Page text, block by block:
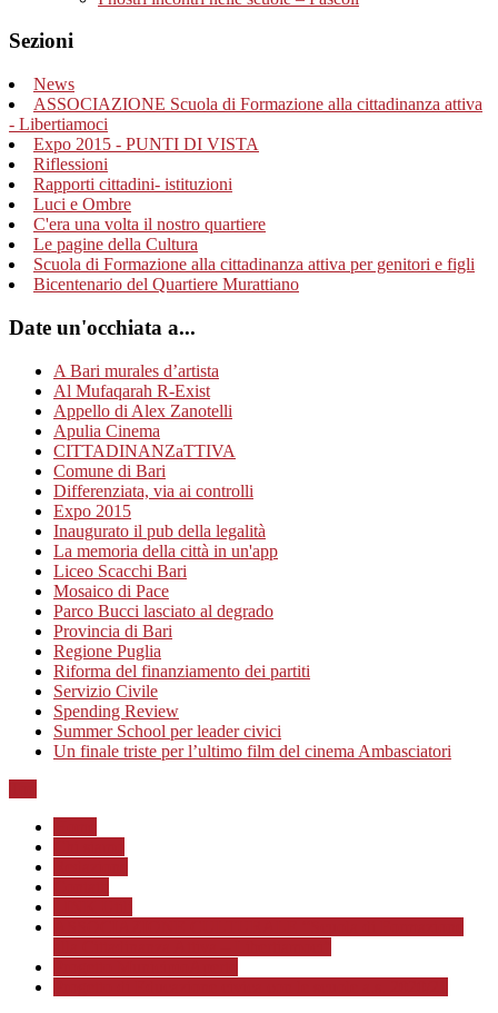
Sezioni
News
ASSOCIAZIONE Scuola di Formazione alla cittadinanza attiva
- Libertiamoci
Expo 2015 - PUNTI DI VISTA
Riflessioni
Rapporti cittadini- istituzioni
Luci e Ombre
C'era una volta il nostro quartiere
Le pagine della Cultura
Scuola di Formazione alla cittadinanza attiva per genitori e figli
Bicentenario del Quartiere Murattiano
Date un'occhiata a...
A Bari murales d’artista
Al Mufaqarah R-Exist
Appello di Alex Zanotelli
Apulia Cinema
CITTADINANZaTTIVA
Comune di Bari
Differenziata, via ai controlli
Expo 2015
Inaugurato il pub della legalità
La memoria della città in un'app
Liceo Scacchi Bari
Mosaico di Pace
Parco Bucci lasciato al degrado
Provincia di Bari
Regione Puglia
Riforma del finanziamento dei partiti
Servizio Civile
Spending Review
Summer School per leader civici
Un finale triste per l’ultimo film del cinema Ambasciatori